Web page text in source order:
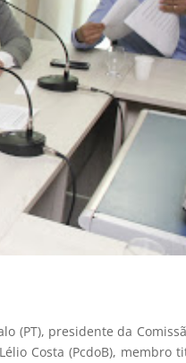
(PT), presidente da
Costa (PcdoB), membro